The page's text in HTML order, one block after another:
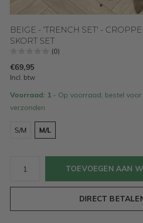
BEIGE - 'TRENCH SET' -
SKORT SET
(0)
€69,95
Incl. btw
Voorraad: 1 - Op voorraad, bestel
verzonden
S/M M/L
TOEVOEGEN AAN
DIRECT